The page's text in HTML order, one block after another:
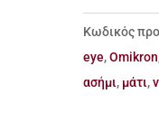
925
μάτι
με
Κωδικός
eye,Omikron
ασήμι, μάτι,